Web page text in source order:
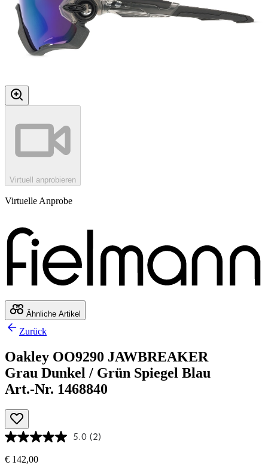
Virtuell anprobieren
Virtuelle Anprobe
Ähnliche Artikel
Zurück
Oakley OO9290 JAWBREAKER
Grau Dunkel / Grün Spiegel Blau
Art.-Nr. 1468840
5.0 (2)
€ 142,00